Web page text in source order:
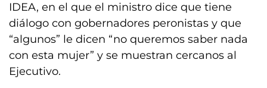
IDEA, en el que el ministro dice que tiene
diálogo con gobernadores peronistas y que
“algunos” le dicen “no queremos saber nada
con esta mujer” y se muestran cercanos al
Ejecutivo.